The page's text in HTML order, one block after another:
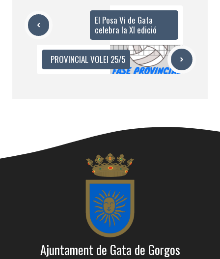
El Posa Vi de Gata
celebra la XI edició
PROVINCIAL VOLEI 25/5
Ajuntament de Gata de Gorgos